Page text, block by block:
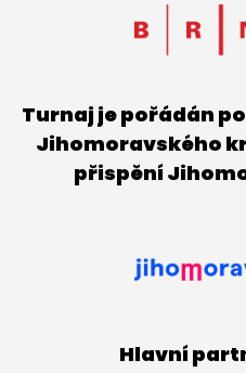
Turnaj je pořádán
Jihomoravského
přispění
Hlavní